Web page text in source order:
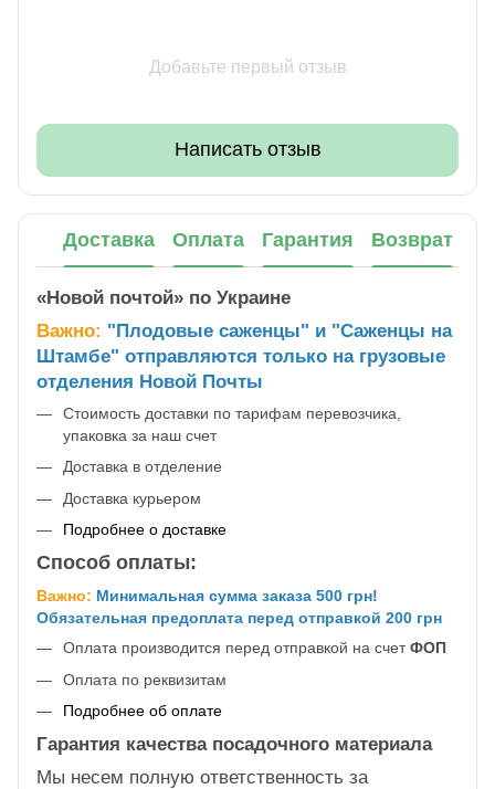
Добавьте первый отзыв
Написать отзыв
Доставка Оплата Гарантия Возврат
«Новой почтой» по Украине
Важно: "Плодовые саженцы" и "Саженцы на
Штамбе" отправляются только на грузовые
отделения Новой Почты
Стоимость доставки по тарифам перевозчика,
упаковка за наш счет
Доставка в отделение
Доставка курьером
Подробнее о доставке
Способ оплаты:
Важно: Минимальная сумма заказа 500 грн!
Обязательная предоплата перед отправкой 200 грн
Оплата производится перед отправкой на счетФОП
Оплата по реквизитам
Подробнее об оплате
Гарантия качества посадочного материала
Мы несем полную ответственность за